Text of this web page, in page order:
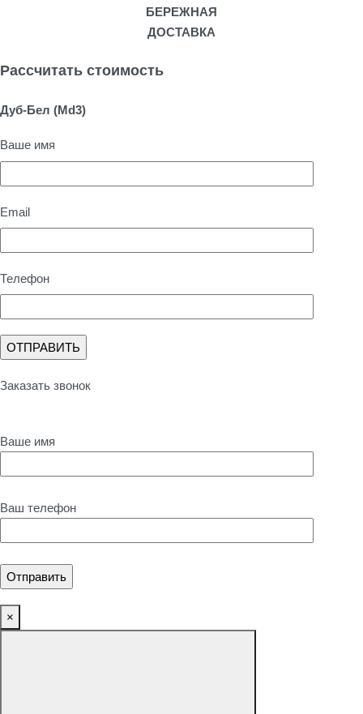
БЕРЕЖНАЯ
ДОСТАВКА
Рассчитать стоимость
Дуб-Бел (Md3)
Ваше имя
Email
Телефон
Заказать звонок
Ваше имя
Ваш телефон
×